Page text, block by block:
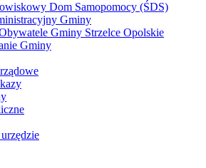
Dom Samopomocy (ŚDS)
Gminy
Gminy Strzelce Opolskie
Gminy